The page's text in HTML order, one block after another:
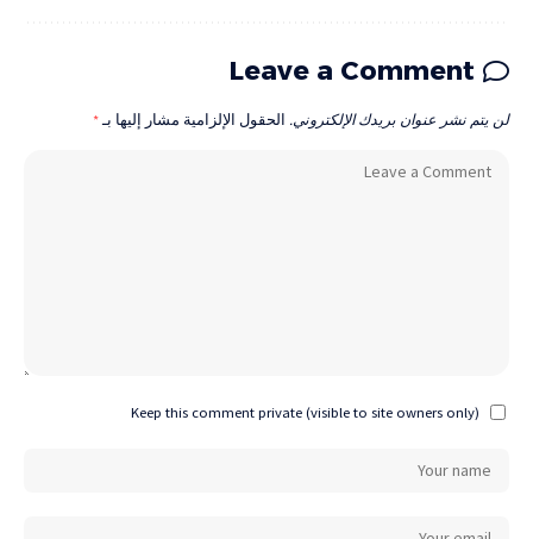
Leave a Comment
لن يتم نشر عنوان بريدك الإلكتروني. الحقول الإلزامية مشار إليها بـ*
Keep this comment private (visible to site owners only)